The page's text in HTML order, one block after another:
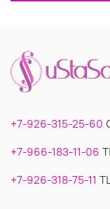
+7-926-315-25-60
+7-966-183-11-06
+7-926-318-75-11